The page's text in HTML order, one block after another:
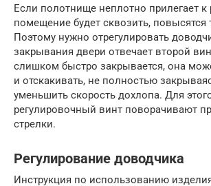
Если полотнище неплотно прилегает к
помещение будет сквозить, повысятся
Поэтому нужно отрегулировать
закрывания двери отвечает второй
слишком быстро закрывается, она
и отскакивать, не полностью
уменьшить скорость дохлопа. Для
регулировочный винт поворачивают
стрелки.
Регулирование доводчика
Инструкция по использованию